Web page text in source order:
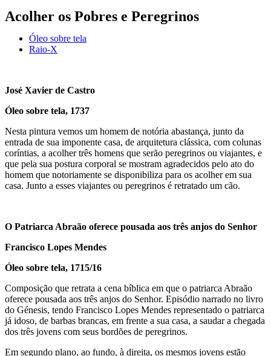
Acolher os Pobres e Peregrinos
Óleo sobre tela
Raio-X
José Xavier de Castro
Óleo sobre tela, 1737
Nesta pintura vemos um homem de notória abastança, junto da
entrada de sua imponente casa, de arquitetura clássica, com colunas
coríntias, a acolher três homens que serão peregrinos ou viajantes, e
que pela sua postura corporal se mostram agradecidos pelo ato do
homem que notoriamente se disponibiliza para os acolher em sua
casa. Junto a esses viajantes ou peregrinos é retratado um cão.
O Patriarca Abraão oferece pousada aos três anjos do Senhor
Francisco Lopes Mendes
Óleo sobre tela, 1715/16
Composição que retrata a cena bíblica em que o patriarca Abraão
oferece pousada aos três anjos do Senhor. Episódio narrado no livro
do Génesis, tendo Francisco Lopes Mendes representado o patriarca
já idoso, de barbas brancas, em frente a sua casa, a saudar a chegada
dos três jovens com seus bordões de peregrinos.
Em segundo plano, ao fundo, à direita, os mesmos jovens estão